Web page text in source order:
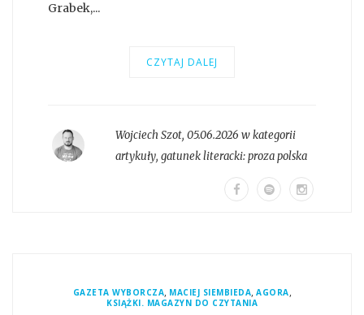
Grabek,...
CZYTAJ DALEJ
Wojciech Szot, 05.06.2026 w kategorii
artykuły, gatunek literacki:proza polska
GAZETA WYBORCZA, MACIEJ SIEMBIEDA, AGORA,
KSIĄŻKI. MAGAZYN DO CZYTANIA